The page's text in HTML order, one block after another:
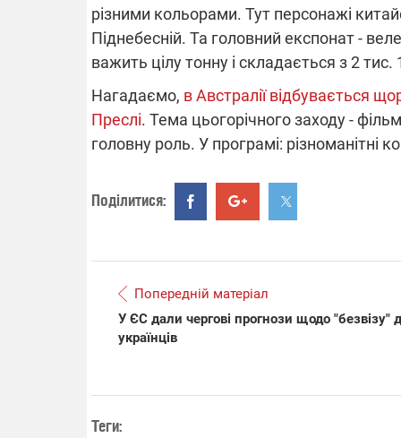
різними кольорами. Тут персонажі
Піднебесній. Та головний експонат -
важить цілу тонну і складається з 2
Нагадаємо, в Австралії відбувається
Преслі. Тема цьогорічного заходу -
головну роль. У програмі: різноманітні
Поділитися:
Попередній матеріал
У ЄС дали чергові прогнози щодо "безвізу"
українців
Теги:
Частина
областях
російських
спеку у
графіки
Підтримай
Dodge
РЕБ і